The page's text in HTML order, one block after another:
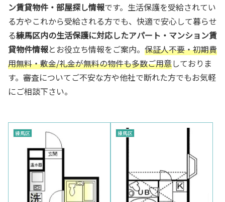
ン賃貸物件・部屋探し情報です。生活保護を受給されてい
る方やこれから受給される方でも、快適で安心して暮らせ
る練馬区内の生活保護に対応したアパート・マンション賃
貸物件情報とお役立ち情報をご案内。 保証人不要・初期費
用無料・敷金/礼金が無料の物件も多数ご用意しておりま
す。審査についてご不安な方や他社で断れた方でもお気軽
にご相談下さい。
練馬区 練馬区